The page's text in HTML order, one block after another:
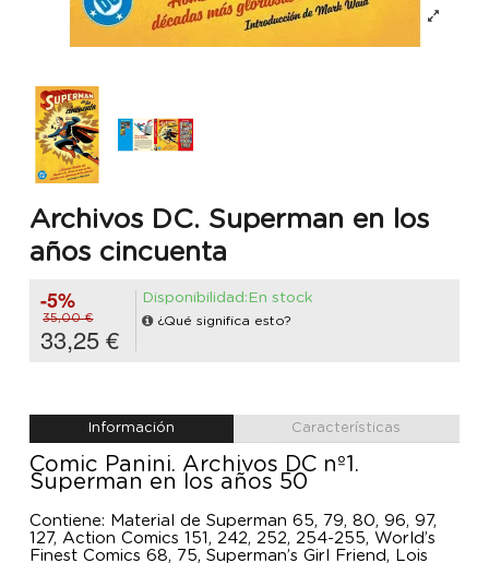
Archivos DC. Superman en los
años cincuenta
-5%
35,00 €
33,25 €
Disponibilidad:En stock
¿Qué significa esto?
Información Características
Comic Panini. Archivos DC nº1.
Superman en los años 50
Contiene: Material de Superman 65, 79, 80, 96, 97,
127, Action Comics 151, 242, 252, 254-255, World’s
Finest Comics 68, 75, Superman’s Girl Friend, Lois